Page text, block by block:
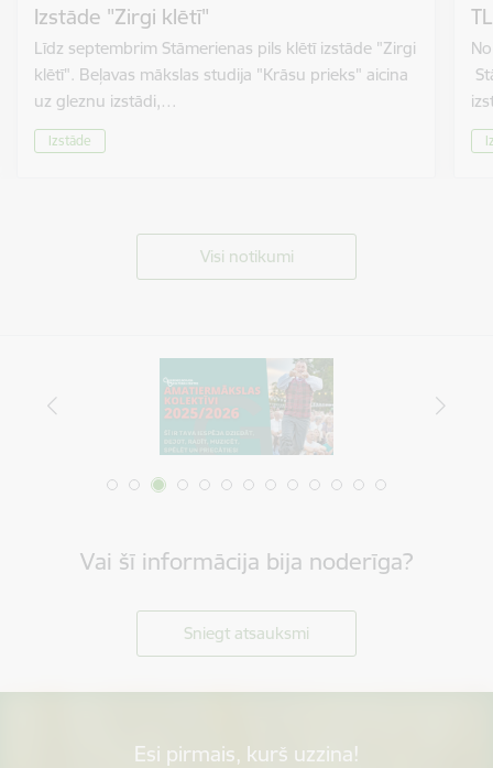
Izstāde "Zirgi klētī"
Līdz septembrim Stāmerienas pils klētī izstāde "Zirgi
klētī". Beļavas mākslas studija "Krāsu prieks" aicina
uz gleznu izstādi,…
Izstāde
Visi notikumi
Vai šī informācija bija noderīga?
Sniegt atsauksmi
Esi pirmais, kurš uzzina!